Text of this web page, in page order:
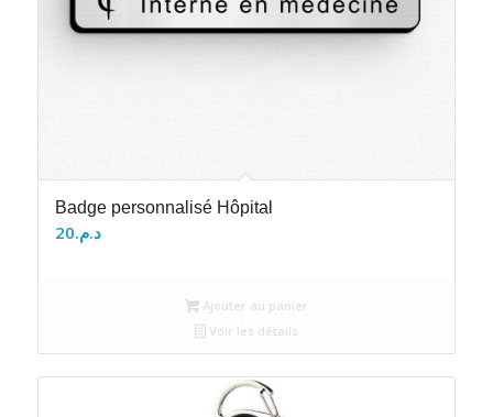
Badge personnalisé Hôpital
د.م.20
Ajouter au panier
Voir les détails